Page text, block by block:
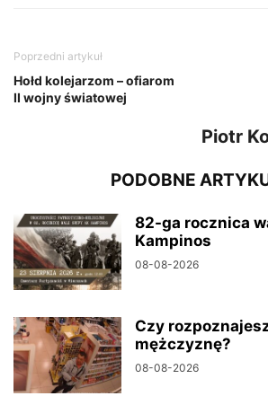
Poprzedni artykuł
Hołd kolejarzom – ofiarom
II wojny światowej
Piotr
PODOBNE
82-ga rocznica
Kampinos
08-08-2026
Czy
mężczyznę?
08-08-2026